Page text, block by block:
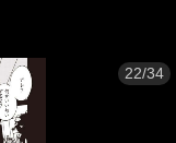
22/34